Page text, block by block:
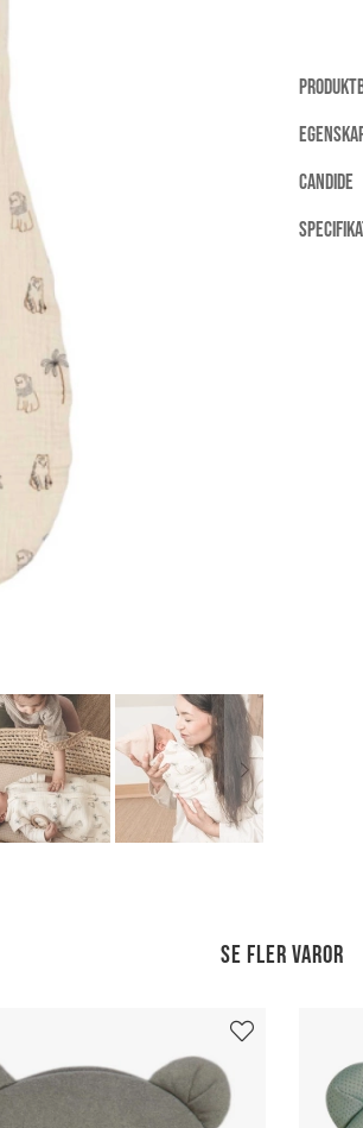
CANDIDE
Se fler varor